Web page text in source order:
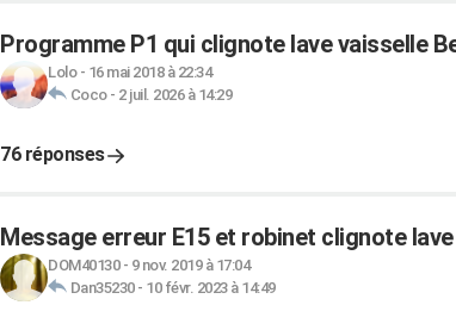
Programme P1 qui clignote lave vaisselle
Lolo- 16 mai 2018 à 22:34
Coco- 2 juil. 2026 à 14:29
76 réponses
Message erreur E15 et robinet clignote
DOM40130- 9 nov. 2019 à 17:04
Dan35230- 10 févr. 2023 à 14:49